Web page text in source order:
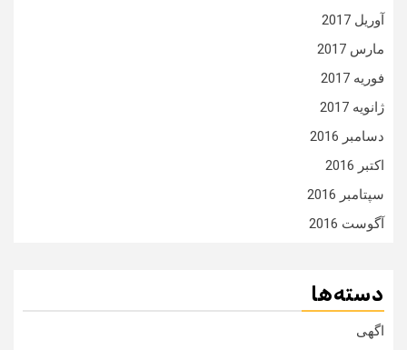
آوریل 2017
مارس 2017
فوریه 2017
ژانویه 2017
دسامبر 2016
اکتبر 2016
سپتامبر 2016
آگوست 2016
دسته‌ها
اگهی